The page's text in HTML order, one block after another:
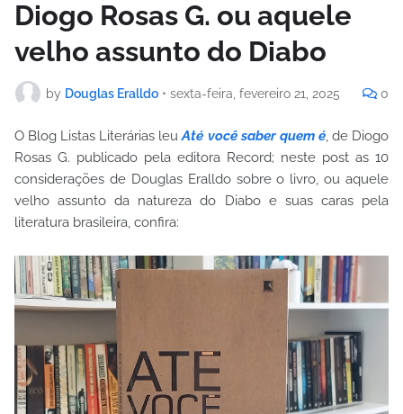
Diogo Rosas G. ou aquele
velho assunto do Diabo
by Douglas Eralldo • sexta-feira, fevereiro 21, 2025 0
O Blog Listas Literárias leuAté você saber quem é, de Diogo
Rosas G. publicado pela editora Record; neste post as 10
considerações de Douglas Eralldo sobre o livro, ou aquele
velho assunto da natureza do Diabo e suas caras pela
literatura brasileira, confira: